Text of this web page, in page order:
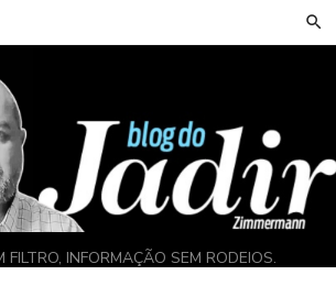
FILTRO, INFORMAÇÃO SEM RODEIOS.